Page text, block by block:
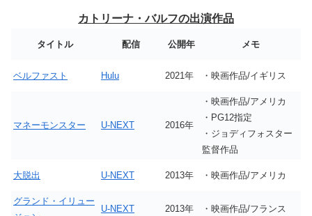
カトリーナ・バルフの出演作品
タイトル 配信 公開年 メモ
ベルファスト Hulu 2021年 ・映画作品/イギリス
マネーモンスター U-NEXT 2016年
・映画作品/アメリカ
・PG12指定
・ジョディフォスター
監督作品
大脱出 U-NEXT 2013年 ・映画作品/アメリカ
グランド・イリュー
U-NEXT 2013年 ・映画作品/フランス